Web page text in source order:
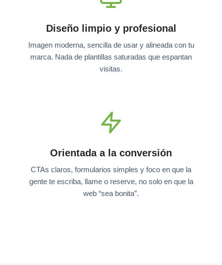
Diseño limpio y profesional
Imagen moderna, sencilla de usar y alineada con tu
marca. Nada de plantillas saturadas que espantan
visitas.
Orientada a la conversión
CTAs claros, formularios simples y foco en que la
gente te escriba, llame o reserve, no solo en que la
web “sea bonita”.